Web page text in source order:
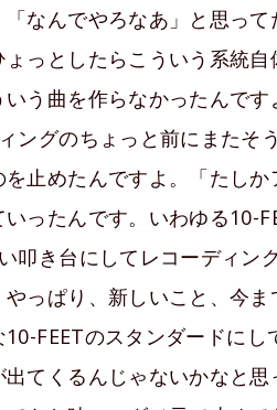
なんでやろなあ」と思っ
っとしたらこういう系統
う曲を作らなかったんです
ングのちょっと前にまたそ
止めたんですよ。「たし
ったんです。いわゆる10-
叩き台にしてレコーディン
っぱり、新しいこと、今
FEETのスタンダードに
てくるんじゃないかなと